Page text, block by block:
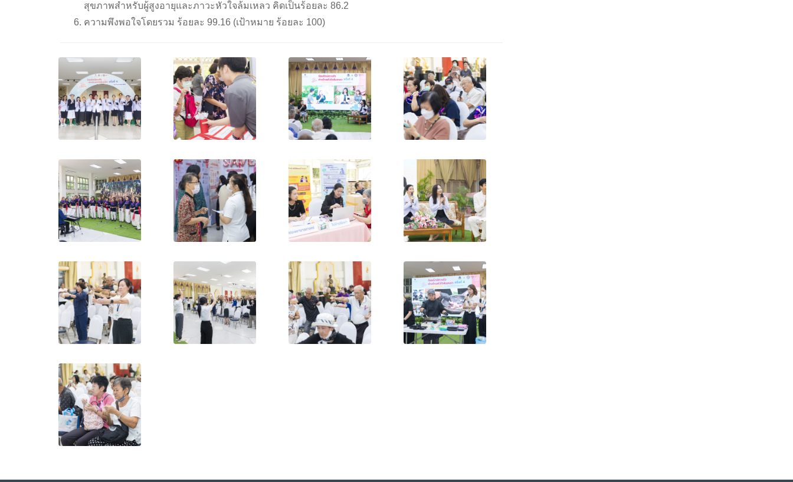
สุขภาพสำหรับผู้สูงอายุและภาวะหัวใจล้มเหลว คิดเป็นร้อยละ 86.2
ความพึงพอใจโดยรวม ร้อยละ 99.16 (เป้าหมาย ร้อยละ 100)